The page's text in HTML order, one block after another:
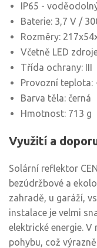
IP65 -
Baterie: 3,7 V /
Rozměry:
Včetně LED
Třída ochrany: III
Provozní teplota:
Barva těla: černá
Hmotnost: 713 g
Využití a
Solární reflektor
bezúdržbové a
zahradě, u garáží,
instalace je velmi
elektrické energie. V
pohybu, což